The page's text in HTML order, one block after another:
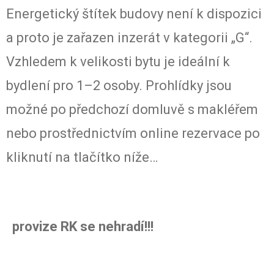
Energetický štítek budovy není k dispozici
a proto je zařazen inzerát v kategorii „G“.
Vzhledem k velikosti bytu je ideální k
bydlení pro 1–2 osoby. Prohlídky jsou
možné po předchozí domluvě s makléřem
nebo prostřednictvím online rezervace po
kliknutí na tlačítko níže…
provize RK se nehradí!!!